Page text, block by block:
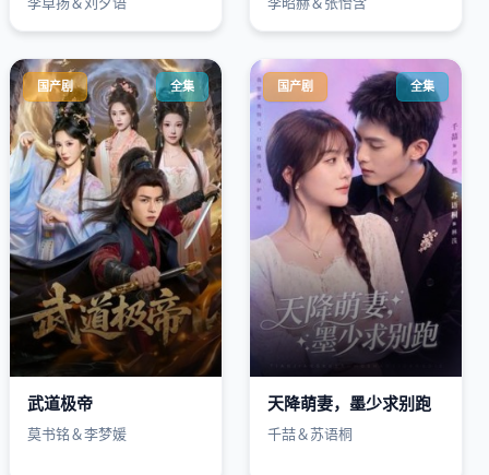
国产剧 全集
武道极帝
莫书铭＆李梦媛
国产剧 全集
天降萌妻，墨少求别跑
千喆＆苏语桐